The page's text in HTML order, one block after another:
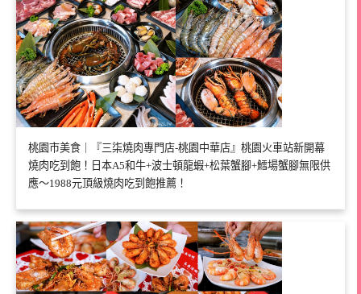
桃園市美食｜『三柒燒肉專門店-桃園中華店』桃園火車站新開幕
燒肉吃到飽！日本A5和牛+波士頓龍蝦+松葉蟹腳+鱈場蟹腳無限供
應～1988元頂級燒肉吃到飽推薦！